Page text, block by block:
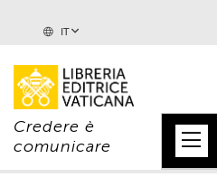
IT
Credere è
comunicare